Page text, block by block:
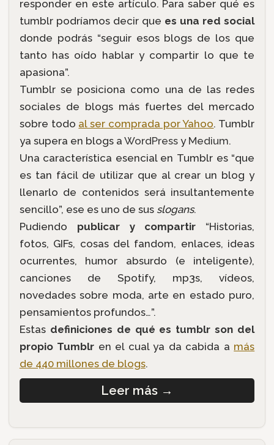
responder en este artículo. Para saber qué es
tumblr podríamos decir que es una red social
donde podrás “seguir esos blogs de los que
tanto has oído hablar y compartir lo que te
apasiona”.
Tumblr se posiciona como una de las redes
sociales de blogs más fuertes del mercado
sobre todo al ser comprada por Yahoo. Tumblr
ya supera en blogs a WordPressy Medium.
Una característica esencial en Tumblr es “que
es tan fácil de utilizar que al crear un blog y
llenarlo de contenidos será insultantemente
sencillo”, ese es uno de sus slogans.
Pudiendo publicar y compartir “Historias,
fotos, GIFs, cosas del fandom, enlaces, ideas
ocurrentes, humor absurdo (e inteligente),
canciones de Spotify, mp3s, vídeos,
novedades sobre moda, arte en estado puro,
pensamientos profundos…”.
Estas definiciones de qué es tumblr son del
propio Tumblr en el cual ya da cabida a más
de 440 millones de blogs.
Leer más →